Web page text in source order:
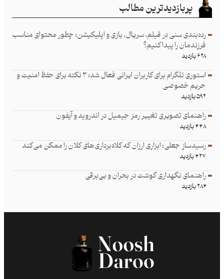
پربازدیدترین مطالب
رده‌بندی سنی در فیلم، سریال، بازی و اپلیکیشن: چطور محتوای مناسب
فرزند‌مان را پیدا کنیم؟
۶۲۸ بازدید
استوری تلگرام برای کاربران ایرانی فعال شد: ۳ نکته برای حفظ امنیت و
حریم خصوصی
۵۹۲ بازدید
راهنمای تصویری تغییر رمز جیمیل در اندروید و آیفون
۴۴۸ بازدید
رسیدساز جعلی؛ ابزاری ارزان که کلاه‌برداری‌های کلان را ممکن می‌کند
۴۲۷ بازدید
راهنمای نگهداری گوشت در بحران و بی‌برقی
۲۸۴ بازدید